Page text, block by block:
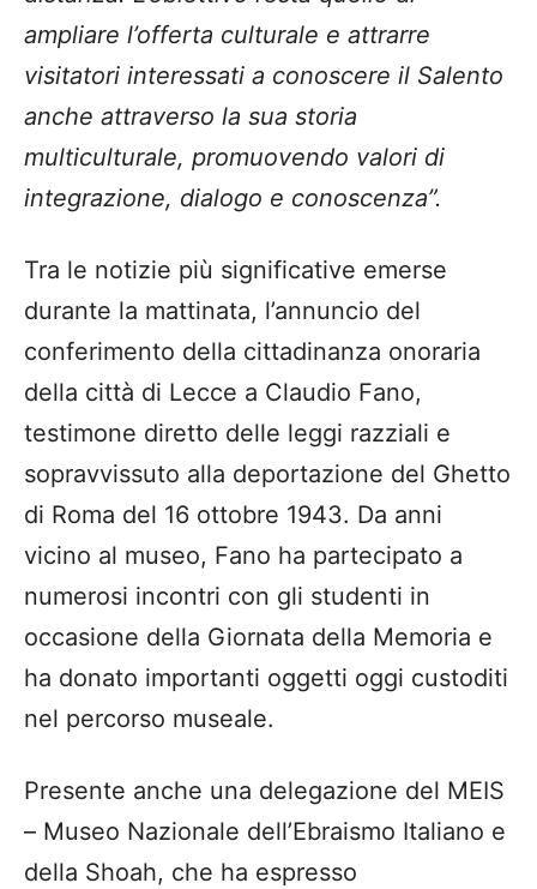
ampliare l’offerta culturale e attrarre
visitatori interessati a conoscere il Salento
anche attraverso la sua storia
multiculturale, promuovendo valori di
integrazione, dialogo e conoscenza”.
Tra le notizie più significative emerse
durante la mattinata, l’annuncio del
conferimento della cittadinanza onoraria
della città di Lecce a Claudio Fano,
testimone diretto delle leggi razziali e
sopravvissuto alla deportazione del Ghetto
di Roma del 16 ottobre 1943. Da anni
vicino al museo, Fano ha partecipato a
numerosi incontri con gli studenti in
occasione della Giornata della Memoria e
ha donato importanti oggetti oggi custoditi
nel percorso museale.
Presente anche una delegazione del MEIS
– Museo Nazionale dell’Ebraismo Italiano e
della Shoah, che ha espresso